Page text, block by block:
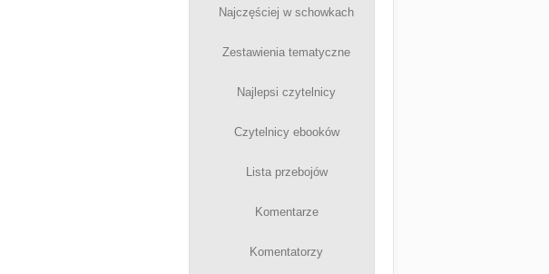
Najczęściej w schowkach
Zestawienia tematyczne
Najlepsi czytelnicy
Czytelnicy ebooków
Lista przebojów
Komentarze
Komentatorzy